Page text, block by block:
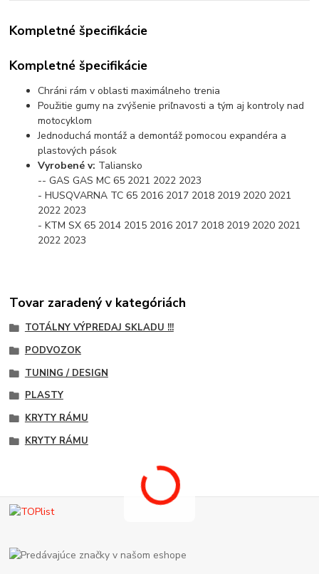
Kompletné špecifikácie
Kompletné špecifikácie
Chráni rám v oblasti maximálneho trenia
Použitie gumy na zvýšenie priľnavosti a tým aj kontroly nad
motocyklom
Jednoduchá montáž a demontáž pomocou expandéra a
plastových pások
Vyrobené v: Taliansko
-- GAS GAS MC 65 2021 2022 2023
- HUSQVARNA TC 65 2016 2017 2018 2019 2020 2021
2022 2023
- KTM SX 65 2014 2015 2016 2017 2018 2019 2020 2021
2022 2023
Tovar zaradený v kategóriách
TOTÁLNY VÝPREDAJ SKLADU !!!
PODVOZOK
TUNING / DESIGN
PLASTY
KRYTY RÁMU
KRYTY RÁMU